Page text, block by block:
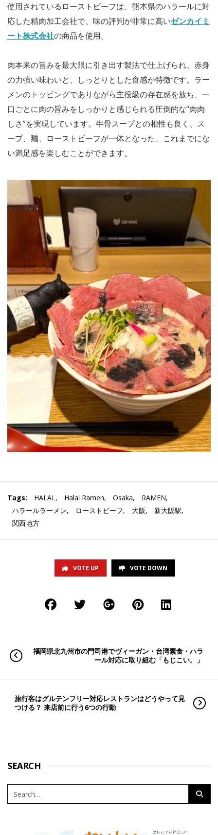
使用されているローストビーフは、熊本県のハラールに対
応した精肉加工会社で、味の評判が非常に高いゼンカイミ
ート株式会社の商品を使用。
肉本来の旨みを最大限に引き出す製法で仕上げられ、赤身
の力強い味わいと、しっとりとした食感が特徴です。ラー
メンのトッピングでありながら主役級の存在感を放ち、一
口ごとに肉の旨みをしっかりと感じられる圧倒的な“肉肉
しさ”を実現しています。牛骨スープとの相性も良く、ス
ープ、麺、ローストビーフが一体となった、これまでにな
い満足感を楽しむことができます。
Tags: HALAL, Halal Ramen, Osaka, RAMEN,
ハラールラーメン, ローストビーフ, 大阪, 新大阪駅,
関西地方
VOTE UP VOTE DOWN
福岡県北九州市の門司港でヴィーガン・台湾素食・ハラ
ール対応に取り組む「もじこい。」
旅行客はグルテンフリー対応レストランはどうやって見
つける？ 来店前に行う6つの行動
SEARCH